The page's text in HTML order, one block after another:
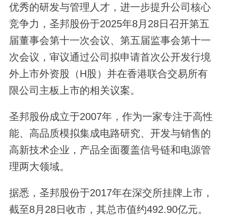
优秀的研发与管理人才，进一步提升公司核心
竞争力，圣邦股份于2025年8月28日召开第五
届董事会第十一次会议、第五届监事会第十一
次会议，审议通过公司拟申请首次公开发行境
外上市外资股（H股）并在香港联合交易所有
限公司主板上市的相关议案。
圣邦股份成立于2007年，作为一家专注于高性
能、高品质模拟集成电路研究、开发与销售的
高新技术企业，产品全面覆盖信号链和电源管
理两大领域。
据悉，圣邦股份于2017年在深交所挂牌上市，
截至8月28日收市，其总市值约492.90亿元。